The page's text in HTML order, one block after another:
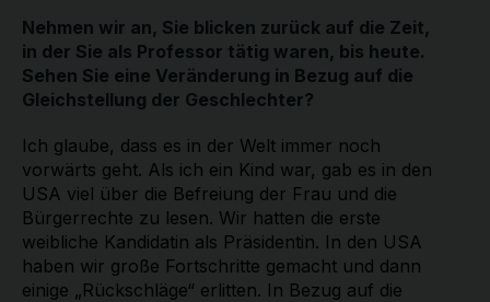
Nehmen wir an, Sie blicken zurück auf die Zeit,
in der Sie als Professor tätig waren, bis heute.
Sehen Sie eine Veränderung in Bezug auf die
Gleichstellung der Geschlechter?
Ich glaube, dass es in der Welt immer noch
vorwärts geht. Als ich ein Kind war, gab es in den
USA viel über die Befreiung der Frau und die
Bürgerrechte zu lesen. Wir hatten die erste
weibliche Kandidatin als Präsidentin. In den USA
haben wir große Fortschritte gemacht und dann
einige „Rückschläge“ erlitten. In Bezug auf die